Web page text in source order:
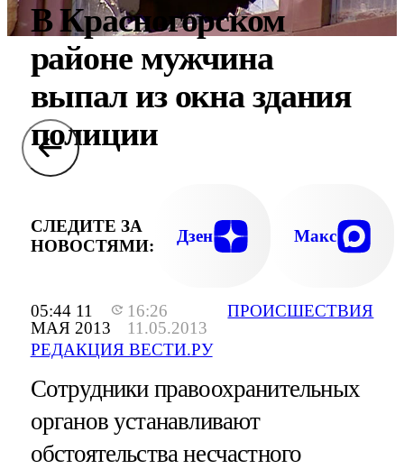
05:44 11
МАЯ 2013
16:26
11.05.2013
РЕДАКЦИЯ ВЕСТИ.РУ
ПРОИСШЕСТВИЯ
В Красногорском
районе мужчина
выпал из окна здания
полиции
СЛЕДИТЕ ЗА
НОВОСТЯМИ:
Дзен Макс
Сотрудники правоохранительных
органов устанавливают
обстоятельства несчастного